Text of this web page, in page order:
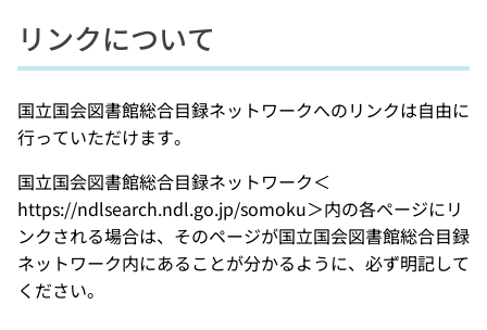
リンクについて
国立国会図書館総合目録ネットワークへのリンクは自由に
行っていただけます。
国立国会図書館総合目録ネットワーク＜
https://ndlsearch.ndl.go.jp/somoku＞内の各ページにリ
ンクされる場合は、そのページが国立国会図書館総合目録
ネットワーク内にあることが分かるように、必ず明記して
ください。